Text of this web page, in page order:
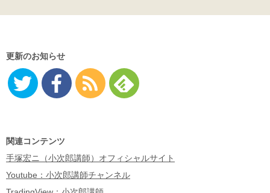
更新のお知らせ
関連コンテンツ
手塚宏ニ（小次郎講師）オフィシャルサイト
Youtube：小次郎講師チャンネル